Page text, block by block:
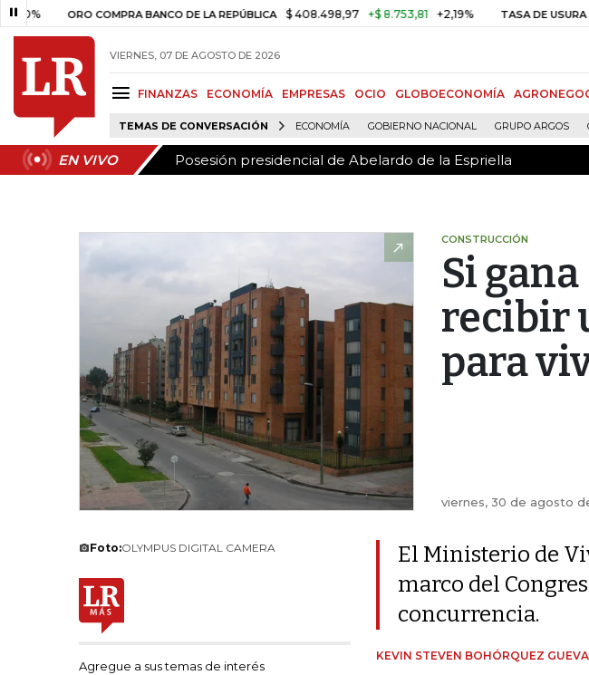
ORO COMPRA BANCO DE LA REPÚBLICA $ 408.498,97 +$ 8.753,81 +2,19% TASA DE USURA
VIERNES, 07 DE AGOSTO DE 2026
FINANZAS ECONOMÍA EMPRESAS OCIO GLOBOECONOMÍA
TEMAS DE CONVERSACIÓN ECONOMÍA GOBIERNO NACIONAL GRUPO ARGOS
EN VIVO Posesión presidencial de Abelardo de la Espriella
EN VIVO Posesión presidencial de Abelardo de la Espriella
CONSTRUCCIÓN
Si
recibir
para
viernes, 30 de agosto
Foto:OLYMPUS DIGITAL CAMERA
Agregue a sus temas de interés
El Ministerio de
marco del
concurrencia.
KEVIN STEVEN BOHÓRQUEZ